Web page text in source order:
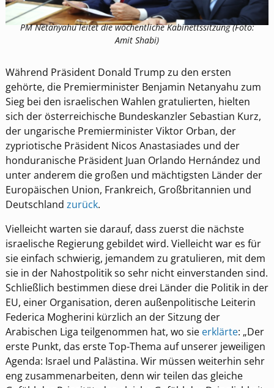
PM Netanyahu leitet die wöchentliche Kabinettssitzung (Foto:
Amit Shabi)
Während Präsident Donald Trump zu den ersten
gehörte, die Premierminister Benjamin Netanyahu zum
Sieg bei den israelischen Wahlen gratulierten, hielten
sich der österreichische Bundeskanzler Sebastian Kurz,
der ungarische Premierminister Viktor Orban, der
zypriotische Präsident Nicos Anastasiades und der
honduranische Präsident Juan Orlando Hernández und
unter anderem die großen und mächtigsten Länder der
Europäischen Union, Frankreich, Großbritannien und
Deutschland zurück.
Vielleicht warten sie darauf, dass zuerst die nächste
israelische Regierung gebildet wird. Vielleicht war es für
sie einfach schwierig, jemandem zu gratulieren, mit dem
sie in der Nahostpolitik so sehr nicht einverstanden sind.
Schließlich bestimmen diese drei Länder die Politik in der
EU, einer Organisation, deren außenpolitische Leiterin
Federica Mogherini kürzlich an der Sitzung der
Arabischen Liga teilgenommen hat, wo sie erklärte: „Der
erste Punkt, das erste Top-Thema auf unserer jeweiligen
Agenda: Israel und Palästina. Wir müssen weiterhin sehr
eng zusammenarbeiten, denn wir teilen das gleiche